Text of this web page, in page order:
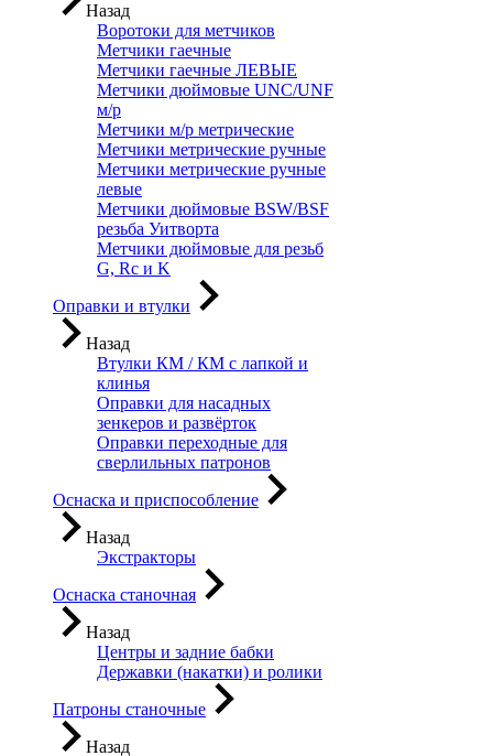
Назад
Воротоки для метчиков
Метчики гаечные
Метчики гаечные ЛЕВЫЕ
Метчики дюймовые UNC/UNF
м/р
Метчики м/р метрические
Метчики метрические ручные
Метчики метрические ручные
левые
Метчики дюймовые BSW/BSF
резьба Уитворта
Метчики дюймовые для резьб
G, Rc и K
Оправки и втулки
Назад
Втулки КМ / КМ с лапкой и
клинья
Оправки для насадных
зенкеров и развёрток
Оправки переходные для
сверлильных патронов
Оснаска и приспособление
Назад
Экстракторы
Оснаска станочная
Назад
Центры и задние бабки
Державки (накатки) и ролики
Патроны станочные
Назад